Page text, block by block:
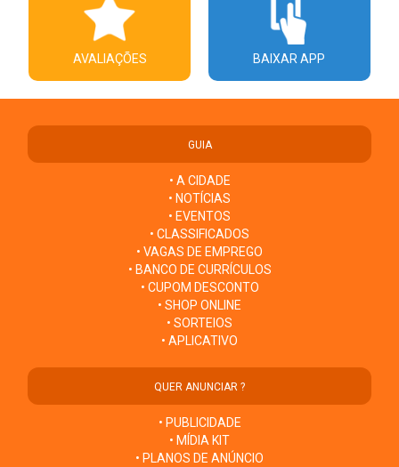
AVALIAÇÕES BAIXAR APP
GUIA
• A CIDADE
• NOTÍCIAS
• EVENTOS
• CLASSIFICADOS
• VAGAS DE EMPREGO
• BANCO DE CURRÍCULOS
• CUPOM DESCONTO
• SHOP ONLINE
• SORTEIOS
• APLICATIVO
QUER ANUNCIAR ?
• PUBLICIDADE
• MÍDIA KIT
• PLANOS DE ANÚNCIO